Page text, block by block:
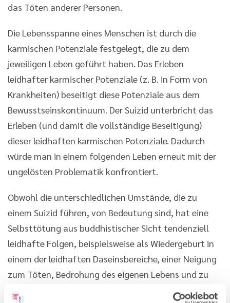
das Töten anderer Personen.
Die Lebensspanne eines Menschen ist durch die
karmischen Potenziale festgelegt, die zu dem
jeweiligen Leben geführt haben. Das Erleben
leidhafter karmischer Potenziale (z. B. in Form von
Krankheiten) beseitigt diese Potenziale aus dem
Bewusstseinskontinuum. Der Suizid unterbricht das
Erleben (und damit die vollständige Beseitigung)
dieser leidhaften karmischen Potenziale. Dadurch
würde man in einem folgenden Leben erneut mit der
ungelösten Problematik konfrontiert.
Obwohl die unterschiedlichen Umstände, die zu
einem Suizid führen, von Bedeutung sind, hat eine
Selbsttötung aus buddhistischer Sicht tendenziell
leidhafte Folgen, beispielsweise als Wiedergeburt in
einem der leidhaften Daseinsbereiche, einer Neigung
zum Töten, Bedrohung des eigenen Lebens und zu
einer Neigung, Probleme durch Töten lösen zu wollen.